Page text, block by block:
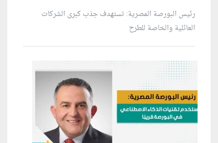
رئيس البورصة المصرية: تستهدف جذب كبرى الشركات
العائلية والخاصة للطرح